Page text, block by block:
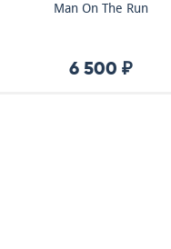
Man On The Run
6 500 ₽